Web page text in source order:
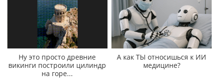
Ну это просто древние
викинги построили цилиндр
на горе...
А как ТЫ относишься к ИИ
медицине?